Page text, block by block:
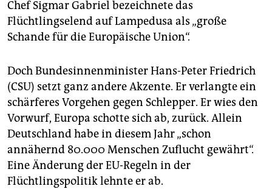
Chef Sigmar Gabriel bezeichnete das
Flüchtlingselend auf Lampedusa als „große
Schande für die Europäische Union“.
Doch Bundesinnenminister Hans-Peter Friedrich
(CSU) setzt ganz andere Akzente. Er verlangte ein
schärferes Vorgehen gegen Schlepper. Er wies den
Vorwurf, Europa schotte sich ab, zurück. Allein
Deutschland habe in diesem Jahr „schon
annähernd 80.000 Menschen Zuflucht gewährt“.
Eine Änderung der EU-Regeln in der
Flüchtlingspolitik lehnte er ab.